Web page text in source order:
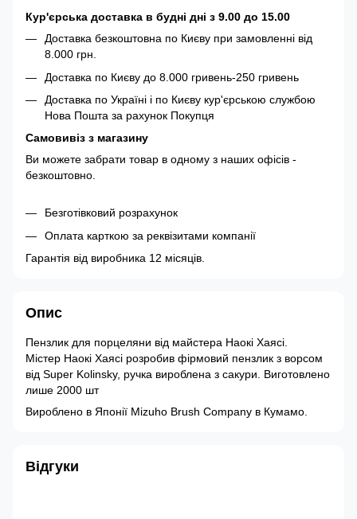
Кур'єрська доставка в будні дні з 9.00 до 15.00
Доставка безкоштовна по Києву при замовленні від
8.000 грн.
Доставка по Києву до 8.000 гривень-250 гривень
Доставка по Україні і по Києву кур'єрською службою
Нова Пошта за рахунок Покупця
Самовивіз з магазину
Ви можете забрати товар в одному з наших офісів -
безкоштовно.
Безготівковий розрахунок
Оплата карткою за реквізитами компанії
Гарантія від виробника 12 місяців.
Опис
Пензлик для порцеляни від майстера Наокі Хаясі.
Містер Наокі Хаясі розробив фірмовий пензлик з ворсом
від Super Kolinsky, ручка вироблена з сакури. Виготовлено
лише 2000 шт
Вироблено в Японії Mizuho Brush Company в Кумамо.
Відгуки